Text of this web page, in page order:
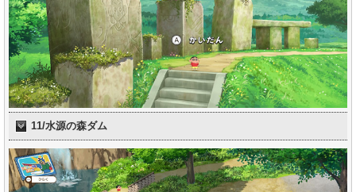
11/水源の森ダム